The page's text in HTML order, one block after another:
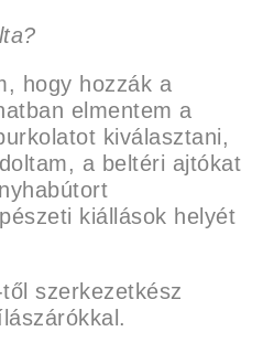
hogy hozzák a
elmentem a
kiválasztani,
a beltéri ajtókat
kiállások helyét
szerkezetkész